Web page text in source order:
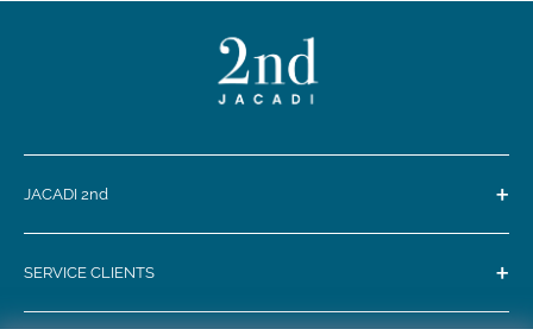
JACADI 2nd +
SERVICE CLIENTS +